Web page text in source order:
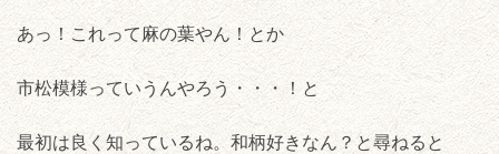
あっ！これって麻の葉やん！とか
市松模様っていうんやろう・・・！と
最初は良く知っているね。和柄好きなん？と尋ねると